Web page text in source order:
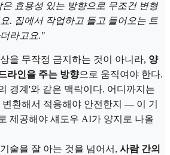
효용성 있는 방향으로 무조건 변형
. 집에서 작업하고 들고 들어오는 트
라고요."
을 무작정 금지하는 것이 아니라, 양
라인을 주는 방향으로 움직여야 한다.
경계'와 같은 맥락이다. 어디까지는
환해서 적용해야 안전한지 — 이 기
제공해야 섀도우 AI가 양지로 나올
술을 잘 아는 것을 넘어서, 사람 간의